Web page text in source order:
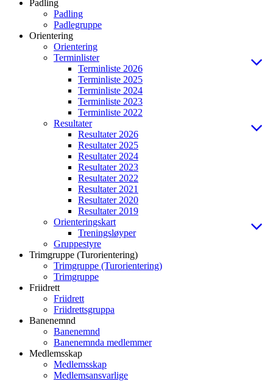
Padling
Padling
Padlegruppe
Orientering
Orientering
Terminlister
Terminliste 2026
Terminliste 2025
Terminliste 2024
Terminliste 2023
Terminliste 2022
Resultater
Resultater 2026
Resultater 2025
Resultater 2024
Resultater 2023
Resultater 2022
Resultater 2021
Resultater 2020
Resultater 2019
Orienteringskart
Treningsløyper
Gruppestyre
Trimgruppe (Turorientering)
Trimgruppe (Turorientering)
Trimgruppe
Friidrett
Friidrett
Friidrettsgruppa
Banenemnd
Banenemnd
Banenemnda medlemmer
Medlemsskap
Medlemsskap
Medlemsansvarlige